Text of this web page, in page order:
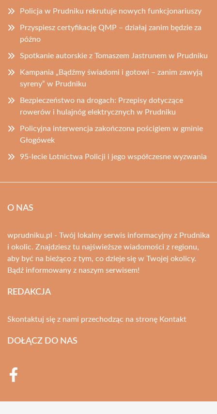
Policja w Prudniku rekrutuje nowych funkcjonariuszy
Przyspiesz certyfikację QMP – działaj zanim będzie za
późno
Spotkanie autorskie z Tomaszem Jastrunem w Prudniku
Kampania „Bądźmy świadomi i gotowi – zanim zawyją
syreny” w Prudniku
Bezpieczeństwo na drogach: Przepisy dotyczące
rowerów i hulajnóg elektrycznych w Prudniku
Policyjna interwencja zakończona pościgiem w gminie
Głogówek
95-lecie Lotnictwa Policji i jego współczesne wyzwania
O NAS
wprudniku.pl - Twój lokalny serwis informacyjny z Prudnika
i okolic. Znajdziesz tu najświeższe wiadomości z regionu,
aby być na bieżąco z tym, co dzieje się w Twojej okolicy.
Bądź informowany z naszym serwisem!
REDAKCJA
Skontaktuj się z nami przechodząc na stronę Kontakt
DOŁĄCZ DO NAS